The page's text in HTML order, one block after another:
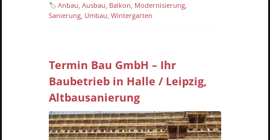
🏷 Anbau, Ausbau, Balkon, Modernisierung,
Sanierung, Umbau, Wintergarten
Termin Bau GmbH – Ihr
Baubetrieb in Halle / Leipzig,
Altbausanierung